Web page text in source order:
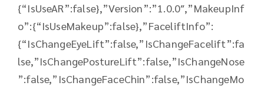
{“IsUseAR”:false},”Version”:”1.0.0″,”MakeupInf
o”:{“IsUseMakeup”:false},”FaceliftInfo”:
{“IsChangeEyeLift”:false,”IsChangeFacelift”:fa
lse,”IsChangePostureLift”:false,”IsChangeNose
”:false,”IsChangeFaceChin”:false,”IsChangeMo